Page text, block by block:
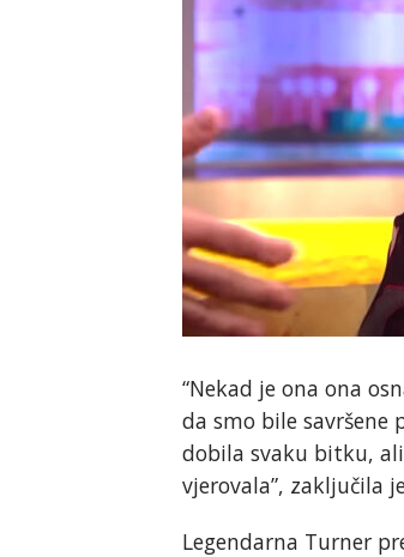
“Nekad je ona ona
da smo bile
dobila svaku bitku,
vjerovala”, zaključila
Legendarna Turner